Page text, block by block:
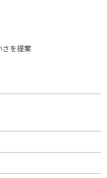
さを提案